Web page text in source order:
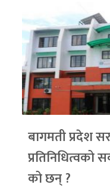
बागमती प्रदेश
प्रतिनिधित्वको
को छन् ?